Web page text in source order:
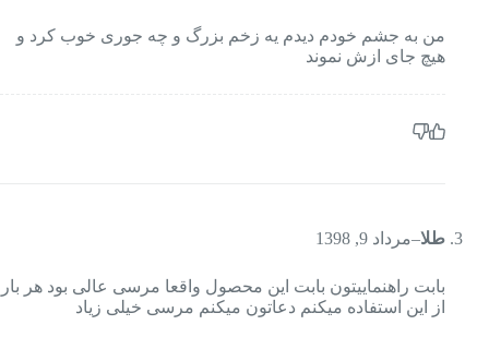
من به جشم خودم دیدم یه زخم بزرگ و چه جوری خوب کرد و
هیچ جای ازش نموند
طلا–مرداد 9, 1398
بابت راهنماییتون بابت این محصول واقعا مرسی عالی بود هر بار
از این استفاده میکنم دعاتون میکنم مرسی خیلی زیاد